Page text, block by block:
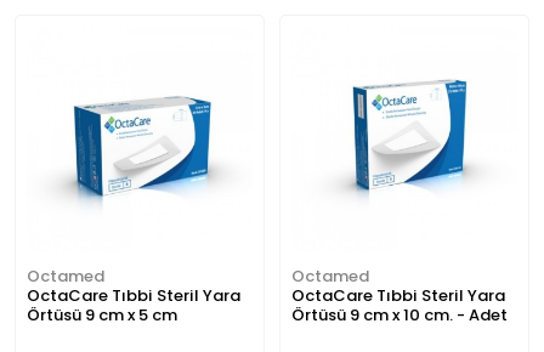
Octamed
OctaCare Tıbbi Steril Yara
Örtüsü 9 cm x 5 cm
Octamed
OctaCare Tıbbi Steril Yara
Örtüsü 9 cm x 10 cm. - Adet